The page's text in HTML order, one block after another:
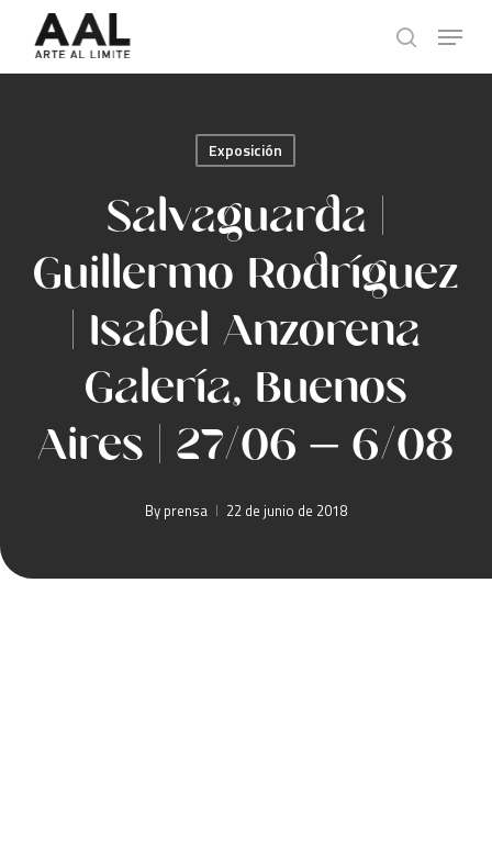
main
search
Menu
Exposición
Salvaguarda |
Guillermo Rodríguez
| Isabel Anzorena
Galería, Buenos
Aires | 27/06 – 6/08
By prensa 22 de junio de 2018